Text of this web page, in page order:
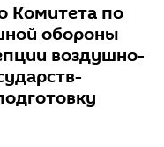
Комитета по
обороны
воздушно-